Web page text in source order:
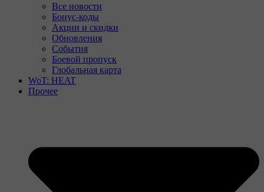
Все новости
Бонус-коды
Акции и скидки
Обновления
События
Боевой пропуск
Глобальная карта
WoT: HEAT
Прочее